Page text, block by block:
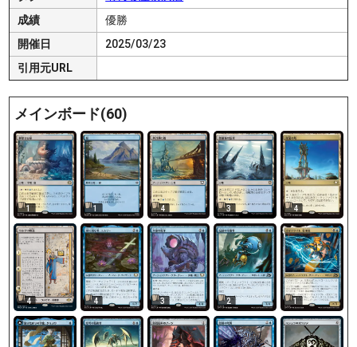
成績
優勝
開催日
2025/03/23
引用元URL
メインボード(60)
1 1 4 3 4
4 4 3 2 1